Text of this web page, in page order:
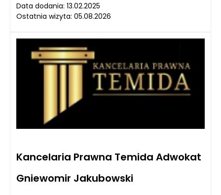
Data dodania: 13.02.2025
Ostatnia wizyta: 05.08.2026
Kancelaria Prawna Temida Adwokat
Gniewomir Jakubowski